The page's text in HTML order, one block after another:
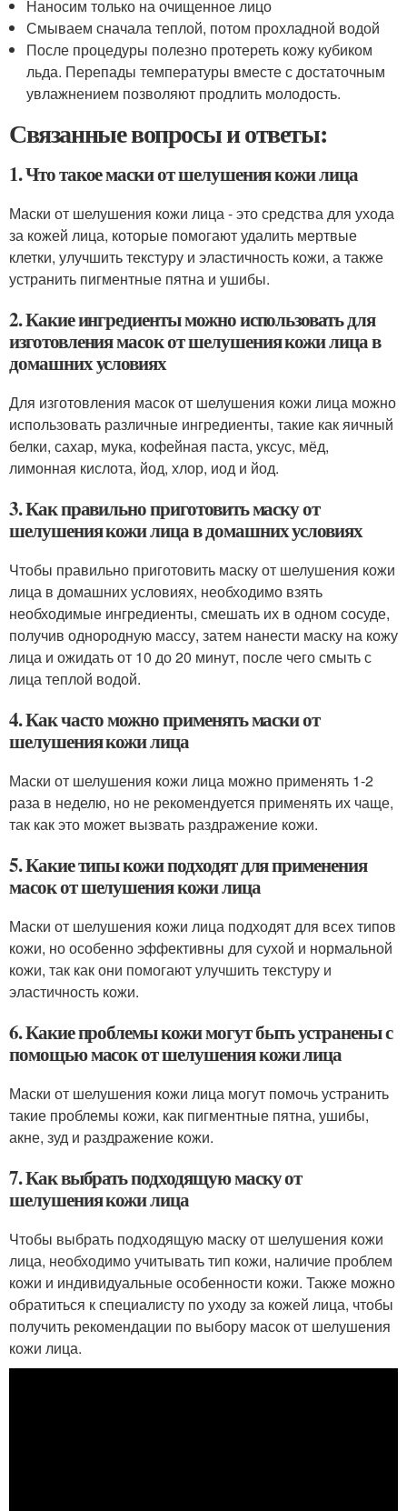
Наносим только на очищенное лицо
Смываем сначала теплой, потом прохладной водой
После процедуры полезно протереть кожу кубиком
льда. Перепады температуры вместе с достаточным
увлажнением позволяют продлить молодость.
Связанные вопросы и ответы:
1. Что такое маски от шелушения кожи лица
Маски от шелушения кожи лица - это средства для ухода
за кожей лица, которые помогают удалить мертвые
клетки, улучшить текстуру и эластичность кожи, а также
устранить пигментные пятна и ушибы.
2. Какие ингредиенты можно использовать для
изготовления масок от шелушения кожи лица в
домашних условиях
Для изготовления масок от шелушения кожи лица можно
использовать различные ингредиенты, такие как яичный
белки, сахар, мука, кофейная паста, уксус, мёд,
лимонная кислота, йод, хлор, иод и йод.
3. Как правильно приготовить маску от
шелушения кожи лица в домашних условиях
Чтобы правильно приготовить маску от шелушения кожи
лица в домашних условиях, необходимо взять
необходимые ингредиенты, смешать их в одном сосуде,
получив однородную массу, затем нанести маску на кожу
лица и ожидать от 10 до 20 минут, после чего смыть с
лица теплой водой.
4. Как часто можно применять маски от
шелушения кожи лица
Маски от шелушения кожи лица можно применять 1-2
раза в неделю, но не рекомендуется применять их чаще,
так как это может вызвать раздражение кожи.
5. Какие типы кожи подходят для применения
масок от шелушения кожи лица
Маски от шелушения кожи лица подходят для всех типов
кожи, но особенно эффективны для сухой и нормальной
кожи, так как они помогают улучшить текстуру и
эластичность кожи.
6. Какие проблемы кожи могут быть устранены с
помощью масок от шелушения кожи лица
Маски от шелушения кожи лица могут помочь устранить
такие проблемы кожи, как пигментные пятна, ушибы,
акне, зуд и раздражение кожи.
7. Как выбрать подходящую маску от
шелушения кожи лица
Чтобы выбрать подходящую маску от шелушения кожи
лица, необходимо учитывать тип кожи, наличие проблем
кожи и индивидуальные особенности кожи. Также можно
обратиться к специалисту по уходу за кожей лица, чтобы
получить рекомендации по выбору масок от шелушения
кожи лица.